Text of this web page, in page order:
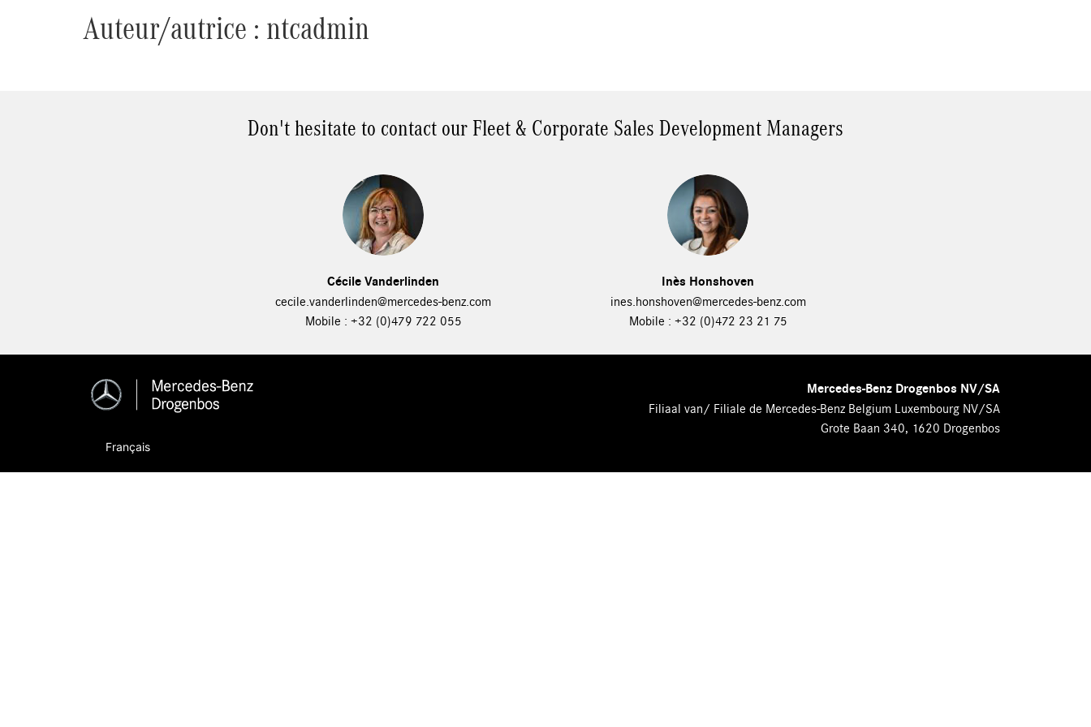
Auteur/autrice : ntcadmin
Don't hesitate to contact our Fleet & Corporate Sales Development Managers
Cécile Vanderlinden
cecile.vanderlinden@mercedes-benz.com
Mobile : +32 (0)479 722 055
Inès Honshoven
ines.honshoven@mercedes-benz.com
Mobile : +32 (0)472 23 21 75
Français
Mercedes-Benz Drogenbos NV/SA
Filiaal van/ Filiale de Mercedes-Benz Belgium Luxembourg NV/SA
Grote Baan 340, 1620 Drogenbos